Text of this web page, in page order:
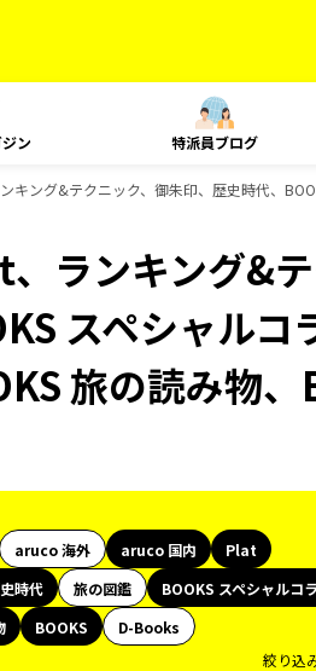
ン 特派員ブログ
キング&テクニック、御朱印、歴史時代、
ランキング&
スペシャルコ
旅の読み物、
aruco 海外 aruco 国内
Plat
時代 旅の図鑑
BOOKS スペシャルコ
BOOKS
D-Books
絞り込